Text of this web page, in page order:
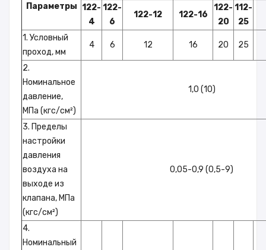
Параметры 122-
4
122-
6
122-12 122-16
122-
20
112-
25
1. Условный
проход, мм
4 6 12 16 20 25
2.
Номинальное
давление,
МПа (кгс/см²)
1,0 (10)
3. Пределы
настройки
давления
воздуха на
выходе из
клапана, МПа
(кгс/см²)
0,05-0,9 (0,5-9)
4.
Номинальный